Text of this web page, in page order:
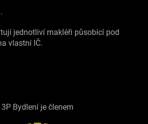
jednotliví makléři působící pod
vlastní IČ.
3P Bydlení je členem